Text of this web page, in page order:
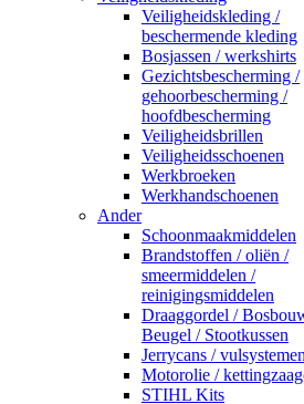
Veiligheidskleding /
beschermende kleding
Bosjassen / werkshirts
Gezichtsbescherming /
gehoorbescherming /
hoofdbescherming
Veiligheidsbrillen
Veiligheidsschoenen
Werkbroeken
Werkhandschoenen
Ander
Schoonmaakmiddelen
Brandstoffen / oliën /
smeermiddelen /
reinigingsmiddelen
Draaggordel /
Beugel / Stootkussen
Jerrycans / vulsystemen
Motorolie /
STIHL Kits